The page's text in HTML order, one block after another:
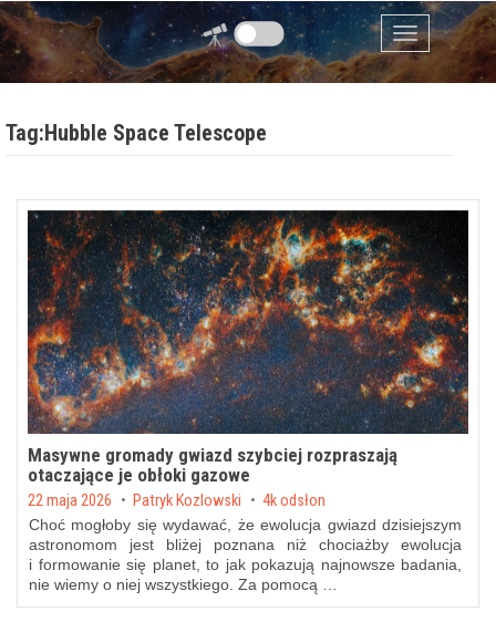
Przejdź do zawartości
Menu
Tag:Hubble Space Telescope
Masywne gromady gwiazd szybciej rozpraszają
otaczające je obłoki gazowe
Posted on
22 maja 2026 byPatryk Kozlowski 4k odsłon
Choć mogłoby się wydawać, że ewolucja gwiazd dzisiejszym
astronomom jest bliżej poznana niż chociażby ewolucja
i formowanie się planet, to jak pokazują najnowsze badania,
nie wiemy o niej wszystkiego. Za pomocą …